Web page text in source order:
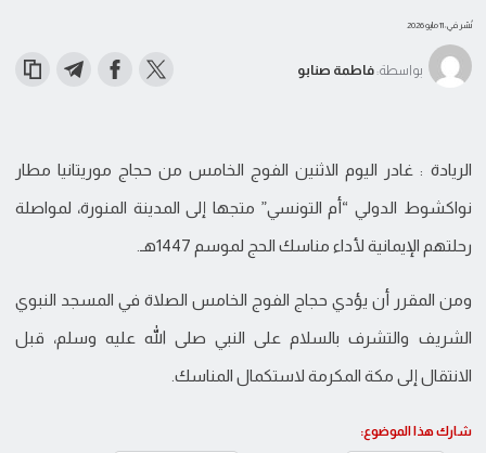
نُشر في: 11 مايو 2026
بواسطة: فاطمة صنابو
الريادة : غادر اليوم الاثنين الفوج الخامس من حجاج موريتانيا مطار
نواكشوط الدولي “أم التونسي” متجها إلى المدينة المنورة، لمواصلة
رحلتهم الإيمانية لأداء مناسك الحج لموسم 1447هـ.
ومن المقرر أن يؤدي حجاج الفوج الخامس الصلاة في المسجد النبوي
الشريف والتشرف بالسلام على النبي صلى الله عليه وسلم، قبل
الانتقال إلى مكة المكرمة لاستكمال المناسك.
شارك هذا الموضوع: